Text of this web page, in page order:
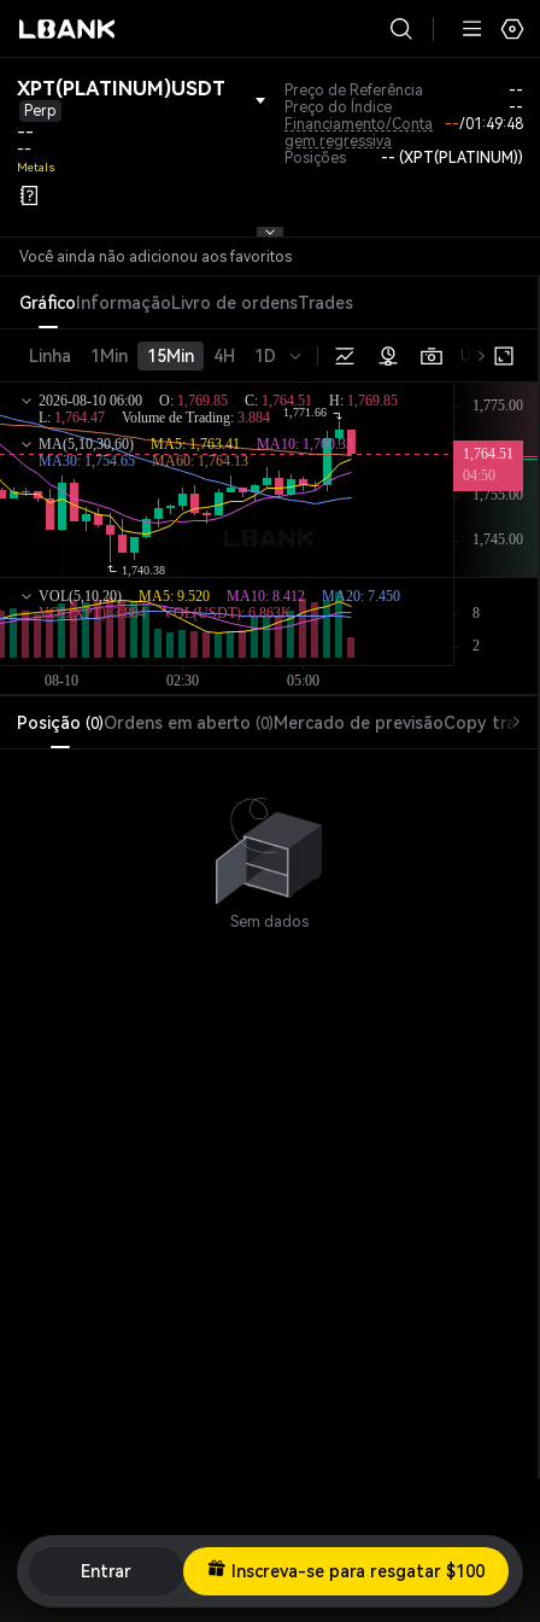
XPT(PLATINUM)USDT
Perp
--
--
Metals
Preço de Referência
--
Preço do Índice
--
Financiamento/Conta
gem regressiva
--/01:49:48
Posições
-- (XPT(PLATINUM))
Você ainda não adicionou aos favoritos
GráficoInformaçãoLivro de ordensTrades
Linha 1Min 15Min 4H 1D Último
Posição (0)Ordens em aberto (0)Mercado de previsãoCopy
Sem dados
Entrar Inscreva-se para resgatar $100